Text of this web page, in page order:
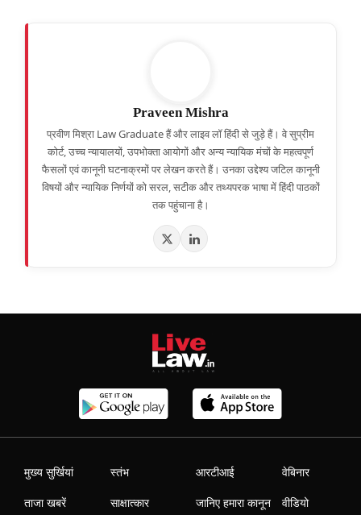
Praveen Mishra
प्रवीण मिश्रा Law Graduate हैं और लाइव लॉ हिंदी से जुड़े हैं। वे सुप्रीम
कोर्ट, उच्च न्यायालयों, उपभोक्ता आयोगों और अन्य न्यायिक मंचों के महत्वपूर्ण
फैसलों एवं कानूनी घटनाक्रमों पर लेखन करते हैं। उनका उद्देश्य जटिल कानूनी
विषयों और न्यायिक निर्णयों को सरल, सटीक और तथ्यपरक भाषा में हिंदी पाठकों
तक पहुंचाना है।
मुख्य सुर्खियां
ताजा खबरें
स्तंभ
साक्षात्कार
आरटीआई
जानिए हमारा कानून
वेबिनार
वीडियो